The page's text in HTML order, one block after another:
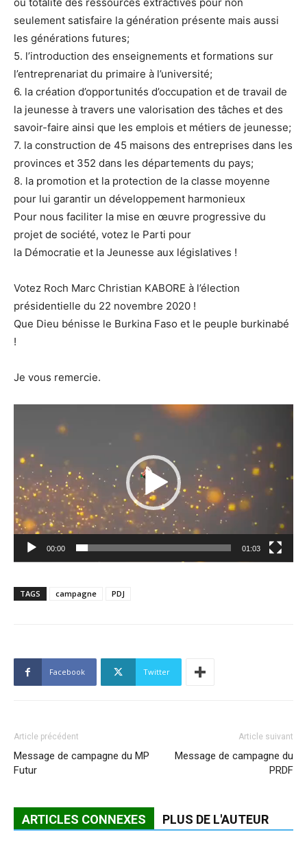
seulement satisfaire la génération présente mais aussi
les générations futures;
5. l’introduction des enseignements et formations sur
l’entreprenariat du primaire à l’université;
6. la création d’opportunités d’occupation et de travail de
la jeunesse à travers une valorisation des tâches et des
savoir-faire ainsi que les emplois et métiers de jeunesse;
7. la construction de 45 maisons des entreprises dans les
provinces et 352 dans les départements du pays;
8. la promotion et la protection de la classe moyenne
pour lui garantir un développement harmonieux
Pour nous faciliter la mise en œuvre progressive du
projet de société, votez le Parti pour
la Démocratie et la Jeunesse aux législatives !
Votez Roch Marc Christian KABORE à l’élection
présidentielle du 22 novembre 2020 !
Que Dieu bénisse le Burkina Faso et le peuple burkinabé
!
Je vous remercie.
Lecteur
00:00 01:03
TAGS campagne PDJ
Facebook Twitter
Article précédent
Message de campagne du MP
Futur
Article suivant
Message de campagne du
PRDF
ARTICLES CONNEXES PLUS DE L'AUTEUR